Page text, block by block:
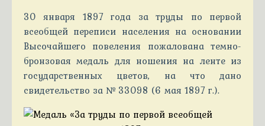
30 января 1897 года за труды по первой
всеобщей переписи населения на основании
Высочайшего повеления пожалована темно-
бронзовая медаль для ношения на ленте из
государственных цветов, на что дано
свидетельство за № 33098 (6 мая 1897 г.).